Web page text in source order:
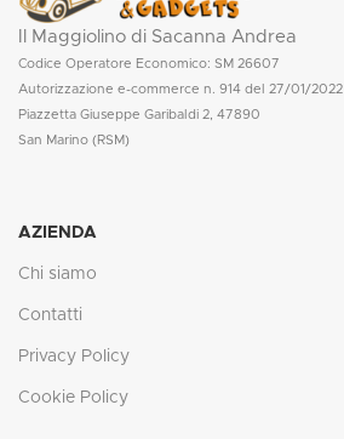
Il Maggiolino di Sacanna Andrea
Codice Operatore Economico: SM 26607
Autorizzazione e-commerce n. 914 del 27/01/2022
Piazzetta Giuseppe Garibaldi 2, 47890
San Marino (RSM)
AZIENDA
Chi siamo
Contatti
Privacy Policy
Cookie Policy